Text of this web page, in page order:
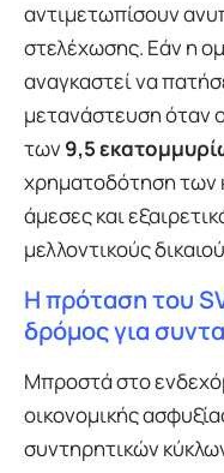
αντιμετωπίσουν
στελέχωσης. Εάν η
αναγκαστεί να
μετανάστευση όταν
των 9,5
χρηματοδότηση των
άμεσες και
μελλοντικούς
Η πρόταση του
δρόμος για
Μπροστά στο
οικονομικής
συντηρητικών